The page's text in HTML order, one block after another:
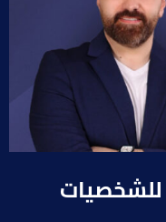
للشخصيات